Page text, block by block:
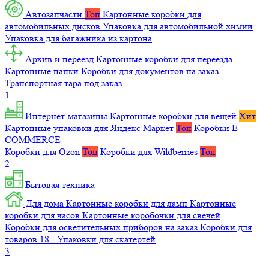
Автозапчасти Топ Картонные коробки для
автомобильных дисков Упаковка для автомобильной химии
Упаковка для багажника из картона
Архив и переезд Картонные коробки для переезда
Картонные папки Коробки для документов на заказ
Транспортная тара под заказ
1
Интернет-магазины Картонные коробки для вещей Хит
Картонные упаковки для Яндекс Маркет Топ Коробки E-
COMMERCE
Коробки для Ozon Топ Коробки для Wildberries Топ
2
Бытовая техника
Для дома Картонные коробки для ламп Картонные
коробки для часов Картонные коробочки для свечей
Коробки для осветительных приборов на заказ Коробки для
товаров 18+ Упаковки для скатертей
3